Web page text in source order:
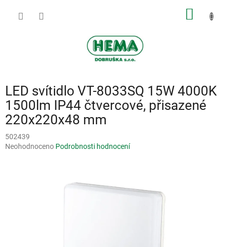
LED svítidlo VT-8033SQ 15W 4000K
1500lm IP44 čtvercové, přisazené
220x220x48 mm
502439
Průměrné
Neohodnoceno Podrobnosti hodnocení